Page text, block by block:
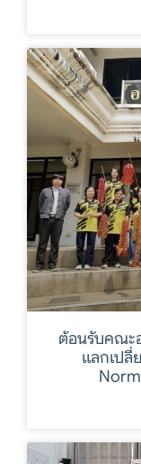
ต้อนรับคณะ
แลกเปลี่